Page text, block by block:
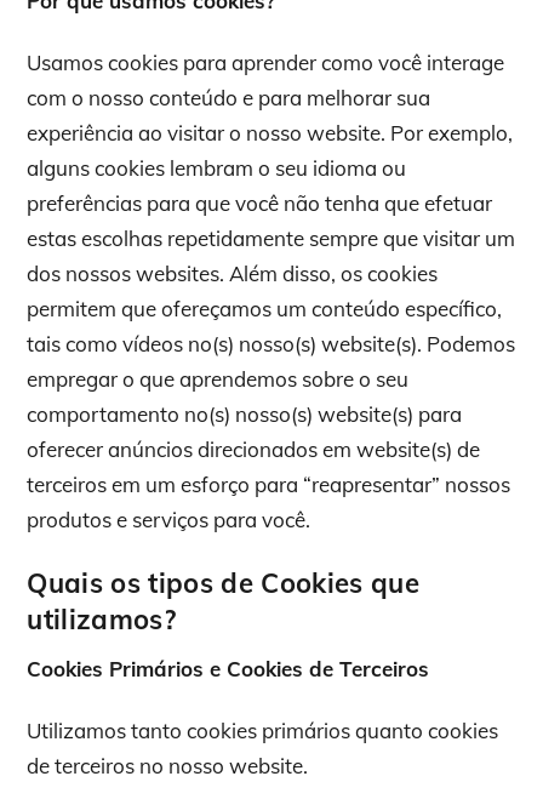
Usamos cookies para aprender como você interage
com o nosso conteúdo e para melhorar sua
experiência ao visitar o nosso website. Por exemplo,
alguns cookies lembram o seu idioma ou
preferências para que você não tenha que efetuar
estas escolhas repetidamente sempre que visitar um
dos nossos websites. Além disso, os cookies
permitem que ofereçamos um conteúdo específico,
tais como vídeos no(s) nosso(s) website(s). Podemos
empregar o que aprendemos sobre o seu
comportamento no(s) nosso(s) website(s) para
oferecer anúncios direcionados em website(s) de
terceiros em um esforço para “reapresentar” nossos
produtos e serviços para você.
Quais os tipos de Cookies que
utilizamos?
Cookies Primários e Cookies de Terceiros
Utilizamos tanto cookies primários quanto cookies
de terceiros no nosso website.